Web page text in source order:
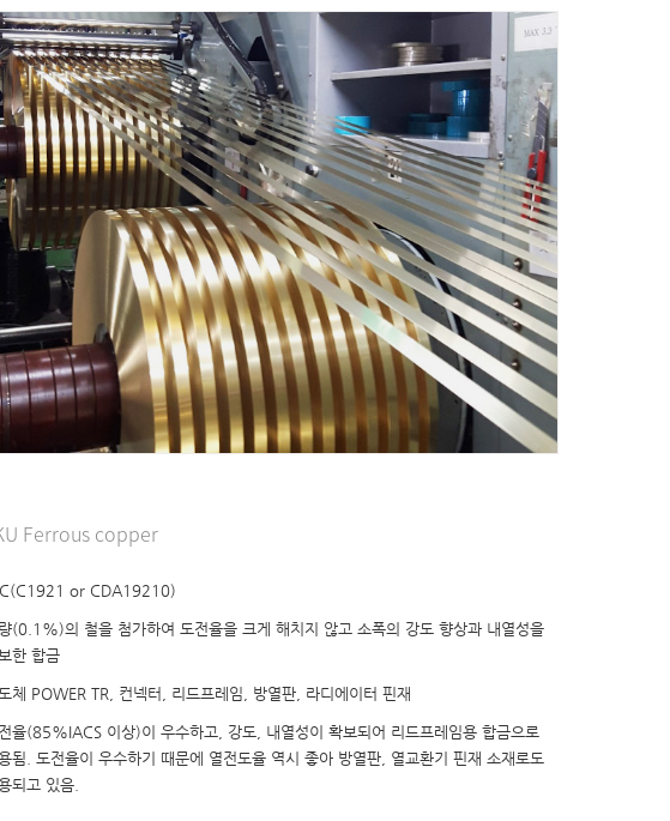
Ferrous copper
or CDA19210)
(0.1%)의 철을 첨가하여 도전율을 크게 해치지 않고 소폭의 강도 향상과 내열성을
한 합금
체 POWER TR, 컨넥터, 리드프레임, 방열판, 라디에이터 핀재
율(85%IACS 이상)이 우수하고, 강도, 내열성이 확보되어 리드프레임용 합금으로
됨. 도전율이 우수하기 때문에 열전도율 역시 좋아 방열판, 열교환기 핀재 소재로도
되고 있음.